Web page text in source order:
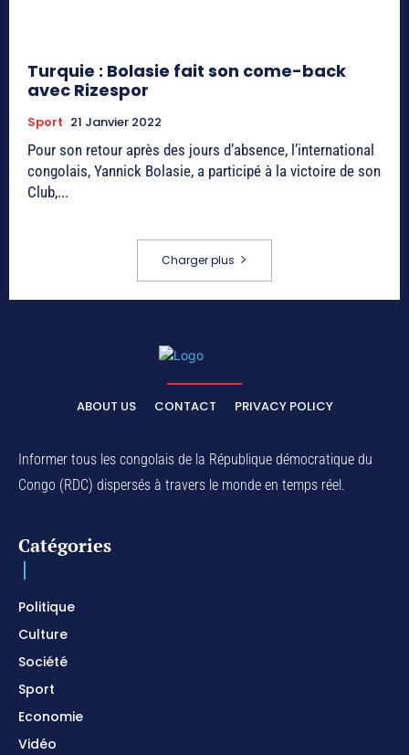
Turquie : Bolasie fait son come-back
avec Rizespor
Sport 21 Janvier 2022
Pour son retour après des jours d’absence, l’international
congolais, Yannick Bolasie, a participé à la victoire de son
Club,...
Charger plus
ABOUT US CONTACT PRIVACY POLICY
Informer tous les congolais de la République démocratique du
Congo (RDC) dispersés à travers le monde en temps réel.
Catégories
Politique
Culture
Société
Sport
Economie
Vidéo